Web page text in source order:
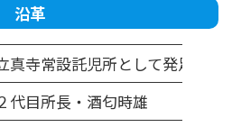
沿革
真寺常設託児所として発足
代目所長・酒匂時雄